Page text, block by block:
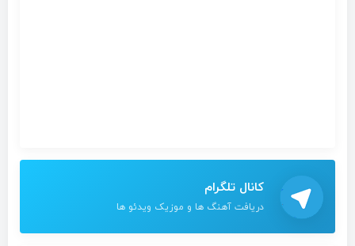
کانال تلگرام
دریافت آهنگ ها و موزیک ویدئو ها